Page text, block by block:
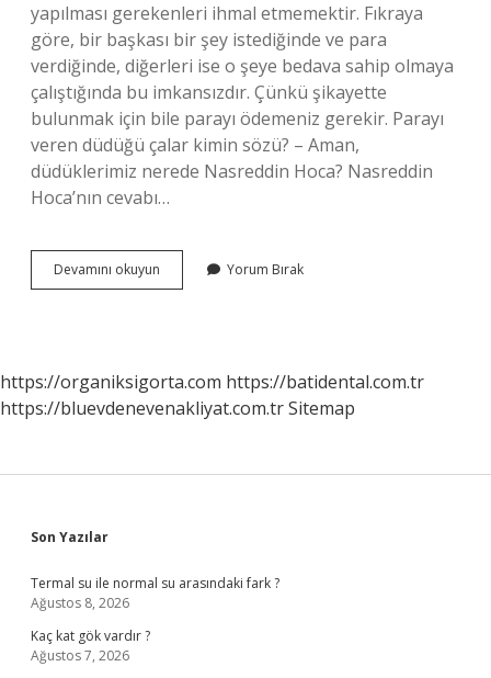
yapılması gerekenleri ihmal etmemektir. Fıkraya
göre, bir başkası bir şey istediğinde ve para
verdiğinde, diğerleri ise o şeye bedava sahip olmaya
çalıştığında bu imkansızdır. Çünkü şikayette
bulunmak için bile parayı ödemeniz gerekir. Parayı
veren düdüğü çalar kimin sözü? – Aman,
düdüklerimiz nerede Nasreddin Hoca? Nasreddin
Hoca’nın cevabı…
Devamını okuyun
Veren
Deyim
Mi
Yorum Bırak
https://organiksigorta.com https://batidental.com.tr
https://bluevdenevenakliyat.com.trSitemap
Sidebar
Son Yazılar
Termal su ile normal su arasındaki fark ?
Ağustos 8, 2026
Kaç kat gök vardır ?
Ağustos 7, 2026